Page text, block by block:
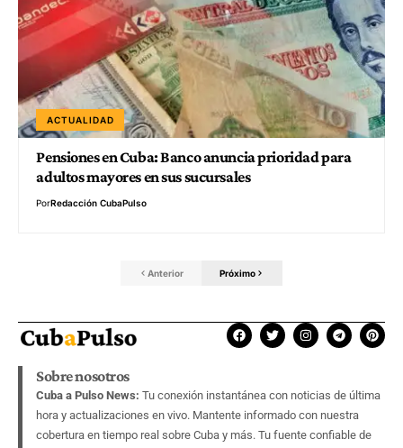
ACTUALIDAD
Pensiones en Cuba: Banco anuncia prioridad para
adultos mayores en sus sucursales
PorRedacción CubaPulso
Anterior Próximo
Sobre nosotros
Cuba a Pulso News: Tu conexión instantánea con noticias de última
hora y actualizaciones en vivo. Mantente informado con nuestra
cobertura en tiempo real sobre Cuba y más. Tu fuente confiable de